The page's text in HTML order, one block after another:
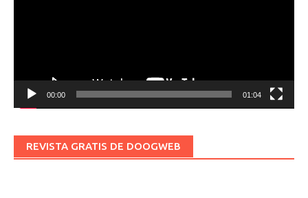
00:00 01:04
REVISTA GRATIS DE DOOGWEB